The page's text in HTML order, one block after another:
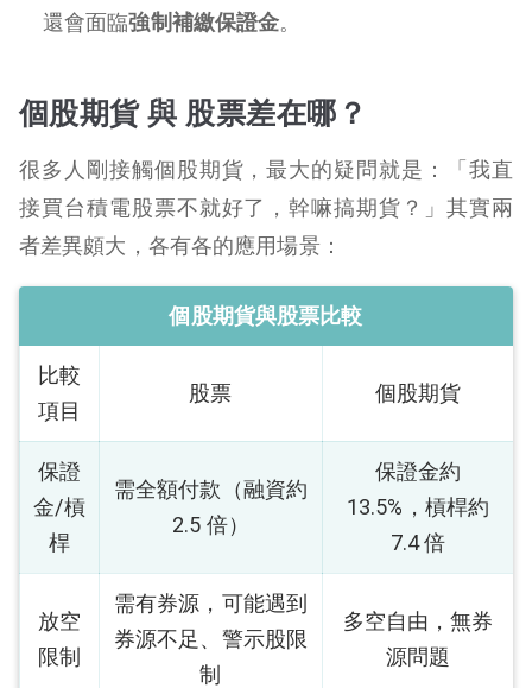
還會面臨強制補繳保證金。
個股期貨 與 股票差在哪？
很多人剛接觸個股期貨，最大的疑問就是：「我直
接買台積電股票不就好了，幹嘛搞期貨？」其實兩
者差異頗大，各有各的應用場景：
個股期貨與股票比較
比較
項目
股票 個股期貨
保證
金/槓
桿
需全額付款（融資約
2.5 倍）
保證金約
13.5%，槓桿約
7.4 倍
放空
限制
需有券源，可能遇到
券源不足、警示股限
制
多空自由，無券
源問題